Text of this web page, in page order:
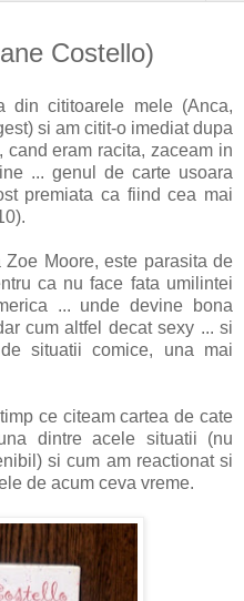
Costello)
din cititoarele mele (Anca,
si am citit-o imediat dupa
cand eram racita, zaceam in
... genul de carte usoara
premiata ca fiind cea mai
Moore, este parasita de
ca nu face fata umilintei
... unde devine bona
cum altfel decat sexy ... si
situatii comice, una mai
ce citeam cartea de cate
dintre acele situatii (nu
si cum am reactionat si
de acum ceva vreme.